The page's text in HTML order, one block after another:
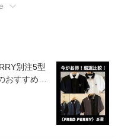
別注5型
おすすめモ